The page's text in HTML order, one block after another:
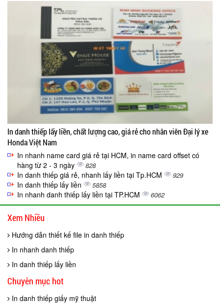
In danh thiếp lấy liền, chất lượng cao, giá rẻ cho nhân viên Đại lý xe
Honda Việt Nam
In nhanh name card giá rẻ tại HCM, in name card offset có
hàng từ 2 - 3 ngày
828
In danh thiếp giá rẻ, nhanh lấy liền tại Tp.HCM 929
In danh thiếp lấy liền 5858
In nhanh danh thiếp lấy liền tại TP.HCM 6062
Xem Nhiều
Hướng dẫn thiết kế file in danh thiếp
In nhanh danh thiếp
In danh thiếp lấy liền
Chuyên mục hot
In danh thiếp giấy mỹ thuật